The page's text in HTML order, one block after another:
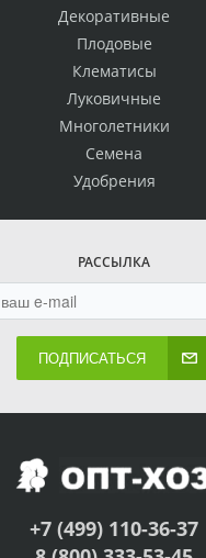
Декоративные
Плодовые
Клематисы
Луковичные
Многолетники
Семена
Удобрения
РАССЫЛКА
ПОДПИСАТЬСЯ
+7 (499) 110-36-37